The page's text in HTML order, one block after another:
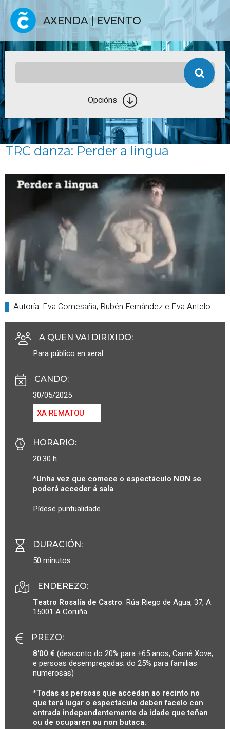
AXENDA | EVENTO
Opcións
TRC danza: Perder a lingua
Autoría: Eva Comesaña, Rubén Fernández e Eva Antelo
A QUEN VAI DIRIXIDO:
Para público en xeral
CANDO:
30/05/2025
XA REMATOU
HORARIO:
20.30 h
*Unha vez que comece o espectáculo NON se
poderá acceder á sala
Pídese puntualidade.
DURACIÓN:
50 minutos
ENDEREZO:
Teatro Rosalía de Castro. Rúa Riego de Agua, 37, A.
15001A Coruña
PREZO:
8'00 € (desconto do 20% para +65 anos, Carné Xove,
e persoas desempregadas; do 25% para familias
numerosas)
*Todas as persoas que accedan ao recinto no
que terá lugar o espectáculo deben facelo con
entrada independentemente da idade que teñan
ou de ocuparen ou non butaca.